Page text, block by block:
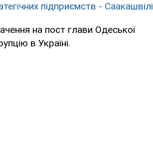
підприємств - Саакашвілі
на пост глави Одеської
в Україні.